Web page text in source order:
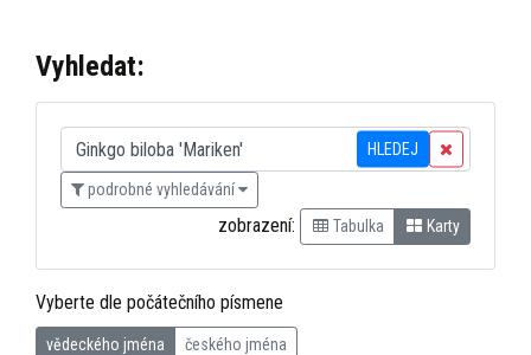
Vyhledat:
HLEDEJ
podrobné vyhledávání
zobrazení: Tabulka Karty
Vyberte dle počátečního písmene
vědeckého jména českého jména